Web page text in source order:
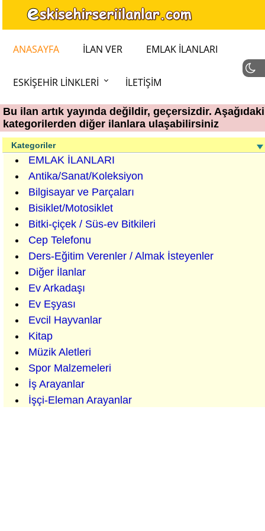
ANASAYFA İLAN VER EMLAK İLANLARI
ESKIŞEHIR LINKLERI İLETIŞIM
Bu ilan artık yayında değildir, geçersizdir. Aşağıdaki
kategorilerden diğer ilanlara ulaşabilirsiniz
Kategoriler
EMLAK İLANLARI
Antika/Sanat/Koleksiyon
Bilgisayar ve Parçaları
Bisiklet/Motosiklet
Bitki-çiçek / Süs-ev Bitkileri
Cep Telefonu
Ders-Eğitim Verenler / Almak İsteyenler
Diğer İlanlar
Ev Arkadaşı
Ev Eşyası
Evcil Hayvanlar
Kitap
Müzik Aletleri
Spor Malzemeleri
İş Arayanlar
İşçi-Eleman Arayanlar